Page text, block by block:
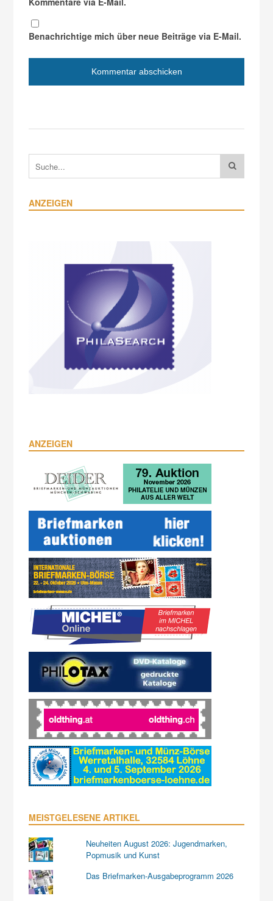
Benachrichtige mich über neue Beiträge via E-Mail.
ANZEIGEN
ANZEIGEN
MEISTGELESENE ARTIKEL
Neuheiten August 2026: Jugendmarken,
Popmusik und Kunst
Das Briefmarken-Ausgabeprogramm 2026